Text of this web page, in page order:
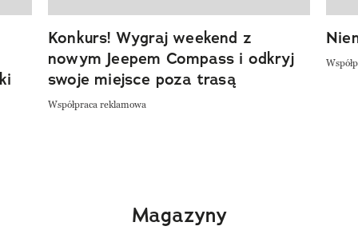
Konkurs! Wygraj weekend z
nowym Jeepem Compass i odkryj
swoje miejsce poza trasą
Współpraca reklamowa
Magazyny